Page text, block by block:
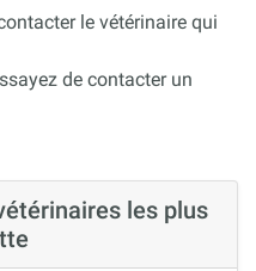
le vétérinaire qui
de contacter un
les plus